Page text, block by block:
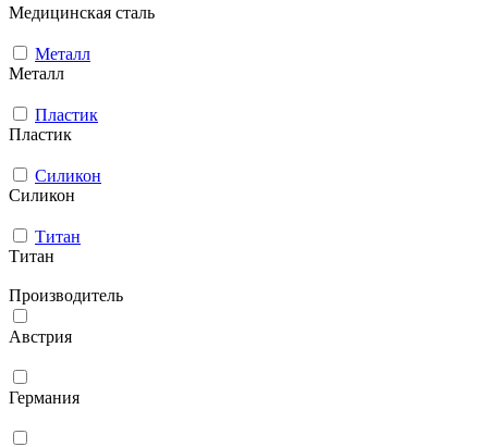
Медицинская сталь
Металл
Металл
Пластик
Пластик
Силикон
Силикон
Титан
Титан
Производитель
Австрия
Германия